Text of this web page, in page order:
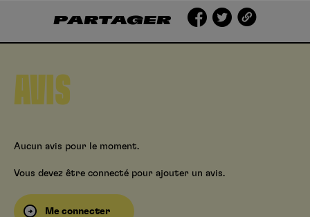
PARTAGER
AVIS
Aucun avis pour le moment.
Vous devez être connecté pour ajouter un avis.
Me connecter